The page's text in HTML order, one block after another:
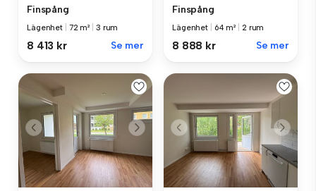
Finspång
Lägenhet 72 m² 3 rum
8 413 kr Se mer
Finspång
Lägenhet 64 m² 2 rum
8 888 kr Se mer